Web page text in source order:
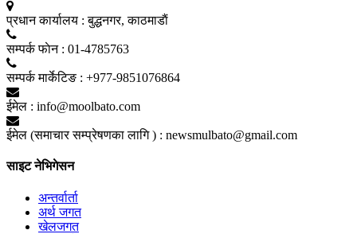
प्रधान कार्यालय : बुद्धनगर, काठमाडाैं
सम्पर्क फाेन : 01-4785763
सम्पर्क मार्केटिङ : +977-9851076864
ईमेल : info@moolbato.com
ईमेल (समाचार सम्प्रेषणका लागि ) : newsmulbato@gmail.com
साइट नेभिगेसन
अन्तर्वार्ता
अर्थ जगत
खेलजगत